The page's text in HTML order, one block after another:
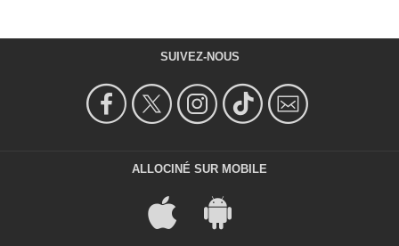
SUIVEZ-NOUS
ALLOCINÉ SUR MOBILE